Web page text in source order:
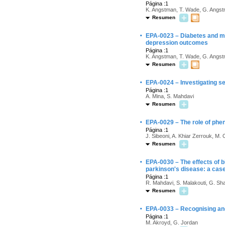
Página :1
K. Angstman, T. Wade, G.
Resumen
·
EPA-0023 – Diabetes and
depression outcomes
Página :1
K. Angstman, T. Wade, G.
Resumen
· EPA-0024 – Investigating
Página :1
A. Mina, S. Mahdavi
Resumen
· EPA-0029 – The role of
Página :1
J. Sibeoni, A. Khiar Zerrouk, M.
Resumen
·
EPA-0030 – The effects
parkinson's disease: a
Página :1
R. Mahdavi, S. Malakouti, G.
Resumen
· EPA-0033 – Recognising
Página :1
M. Akroyd, G. Jordan